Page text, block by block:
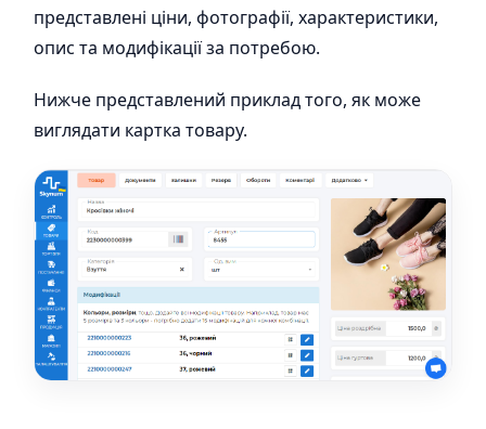
представлені ціни, фотографії, характеристики,
опис та модифікації за потребою.
Нижче представлений приклад того, як може
виглядати картка товару.